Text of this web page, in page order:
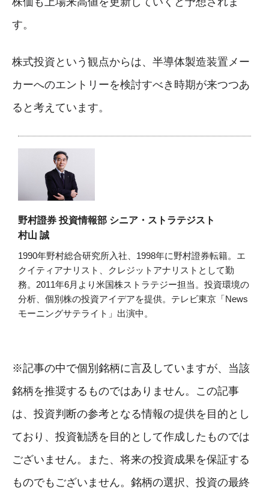
す。
株式投資という観点からは、半導体製造装置メー
カーへのエントリーを検討すべき時期が来つつあ
ると考えています。
野村證券 投資情報部 シニア・ストラテジスト
村山 誠
1990年野村総合研究所入社、1998年に野村證券転籍。エ
クイティアナリスト、クレジットアナリストとして勤
務。2011年6月より米国株ストラテジー担当。投資環境の
分析、個別株の投資アイデアを提供。テレビ東京「News
モーニングサテライト」出演中。
※記事の中で個別銘柄に言及していますが、当該
銘柄を推奨するものではありません。この記事
は、投資判断の参考となる情報の提供を目的とし
ており、投資勧誘を目的として作成したものでは
ございません。また、将来の投資成果を保証する
ものでもございません。銘柄の選択、投資の最終